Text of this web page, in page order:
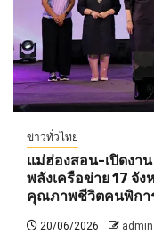
ข่าวทั่วไทย
แม่ฮ่องสอน-เปิดงา
พลังเครือข่าย 17 จั
คุณภาพชีวิตคนพิกา
20/06/2026 admin